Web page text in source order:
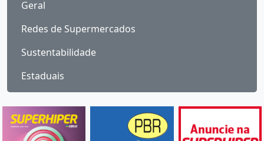
Geral
Redes de Supermercados
Sustentabilidade
Estaduais